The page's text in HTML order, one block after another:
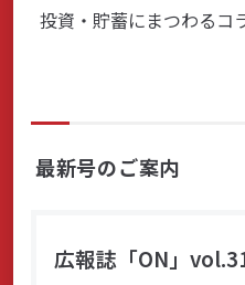
商品・サービス
店舗のご案内
サポート・お手続き
投資・貯蓄にまつわるコ
最新号のご案内
広報誌「ON」